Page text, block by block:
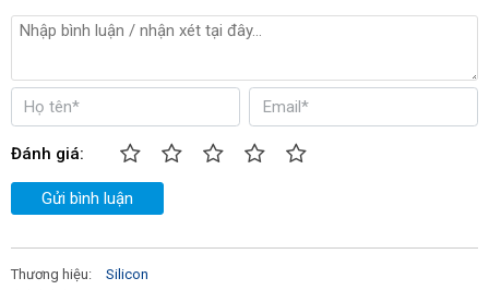
Đánh giá:
Gửi bình luận
Thương hiệu:
Silicon